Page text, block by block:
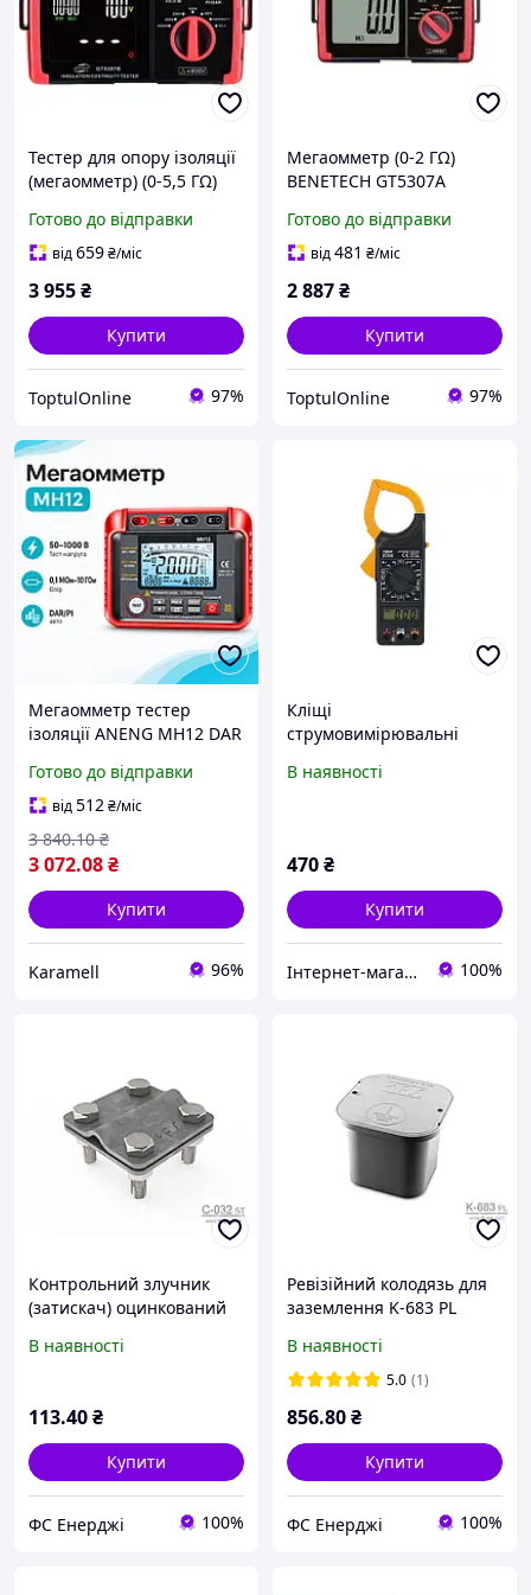
Тестер для опору ізоляції
(мегаомметр) (0-5,5 ГΩ)
Готово до відправки
від659₴/міс
3 955₴
Купити
ToptulOnline 97%
Мегаомметр (0-2 ГΩ)
BENETECH GT5307A
Готово до відправки
від481 ₴/міс
2 887₴
Купити
ToptulOnline 97%
Мегаомметр тестер
ізоляції ANENG MH12 DAR
МОм-10 ГОм тестові
напруги 50-1000 В AC DC
до 600 В 2000
Готово до відправки
від512₴/міс
3 072.08₴
3 840.10 ₴
Купити
Karamell 96%
Кліщі
струмовимірювальні
В наявності
470₴
Купити
Інтернет-магазин "ELECTRONICS" 100%
Контрольний злучник
(затискач) оцинкований
В наявності
113.40₴
Купити
ФС Енерджі 100%
Ревізійний колодязь для
заземлення K-683 PL
В наявності
5.0 (1)
856.80₴
Купити
ФС Енерджі 100%